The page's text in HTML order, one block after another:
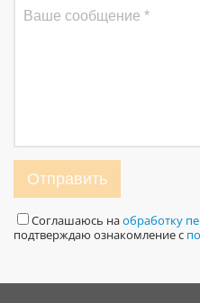
Отправить
Соглашаюсь наобработку
подтверждаю ознакомление с